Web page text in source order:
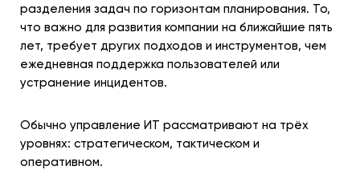
разделения задач по горизонтам планирования. То,
что важно для развития компании на ближайшие пять
лет, требует других подходов и инструментов, чем
ежедневная поддержка пользователей или
устранение инцидентов.
Обычно управление ИТ рассматривают на трёх
уровнях: стратегическом, тактическом и
оперативном.